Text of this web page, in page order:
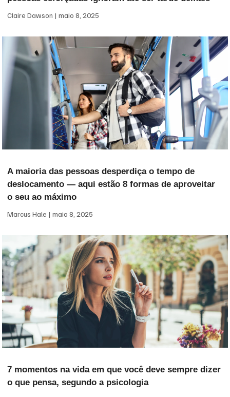
Claire Dawson maio 8, 2025
A maioria das pessoas desperdiça o tempo de
deslocamento — aqui estão 8 formas de aproveitar
o seu ao máximo
Marcus Hale maio 8, 2025
7 momentos na vida em que você deve sempre dizer
o que pensa, segundo a psicologia